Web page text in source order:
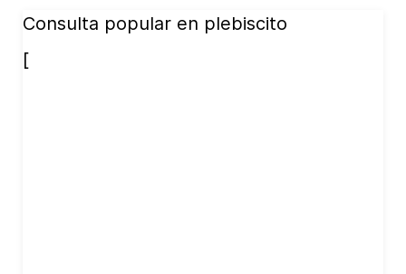
Consulta popular en plebiscito
[